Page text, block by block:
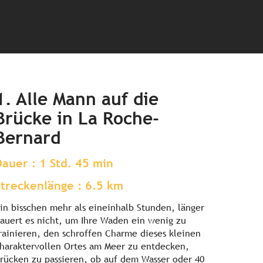
Alle Mann auf die
in La Roche-
: 1 Std. 45 min
: 6.5 km
bisschen mehr als eineinhalb Stunden, länger
es nicht, um Ihre Waden ein wenig zu
den schroffen Charme dieses kleinen
Ortes am Meer zu entdecken,
zu passieren, ob auf dem Wasser oder 40